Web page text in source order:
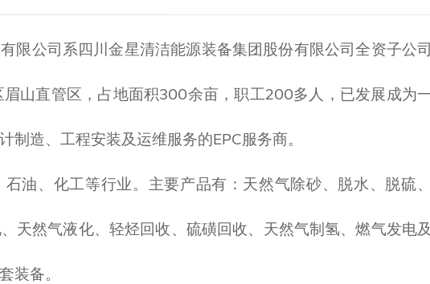
限公司系四川金星清洁能源装备集团股份有限公司全资子公司
山直管区，占地面积300余亩，职工200多人，已发展成为
造、工程安装及运维服务的EPC服务商。
油、化工等行业。主要产品有：天然气除砂、脱水、脱硫
天然气液化、轻烃回收、硫磺回收、天然气制氢、燃气发电
装备。